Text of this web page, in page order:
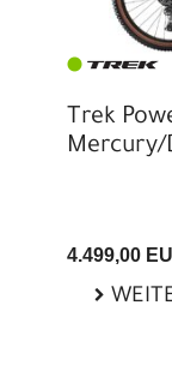
Trek
Mercury/
4.499,00